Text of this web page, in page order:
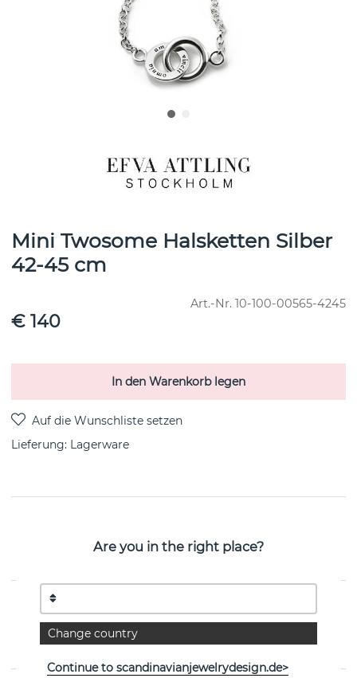
Mini Twosome Halsketten Silber
42-45 cm
Art.-Nr. 10-100-00565-4245
€ 140
In den Warenkorb legen
Lieferung: Lagerware
Mini Twosome ist eine sterlingsilberne Halskette von
EIGENSCHAFTEN
Kollektion:
Are you in the right place?
Change country
Continue to scandinavianjewelrydesign.de>